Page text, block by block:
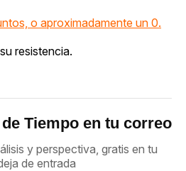
o aproximadamente un 0.
resistencia.
Tiempo en tu correo
y perspectiva, gratis en tu
de entrada